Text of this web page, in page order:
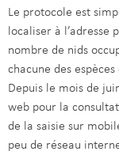
Le protocole est
localiser à l’adresse
nombre de nids
chacune des
Depuis le mois de
web pour la
de la saisie sur
peu de réseau